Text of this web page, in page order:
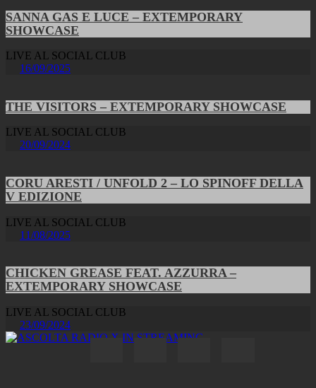
SANNA GAS E LUCE – EXTEMPORARY
SHOWCASE
LIVE AL SOCIAL CLUB
16/09/2025
THE VISITORS – EXTEMPORARY SHOWCASE
LIVE AL SOCIAL CLUB
20/09/2024
CORU ARESTI / UNFOLD 2 – LO SPINOFF DELLA
V EDIZIONE
LIVE AL SOCIAL CLUB
11/08/2025
CHICKEN GREASE FEAT. AZZURRA –
EXTEMPORARY SHOWCASE
LIVE AL SOCIAL CLUB
23/09/2024